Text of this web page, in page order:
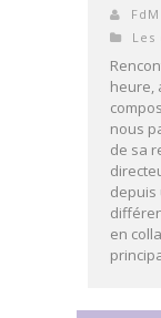
FdM
heure,
nous
de sa
depuis
en